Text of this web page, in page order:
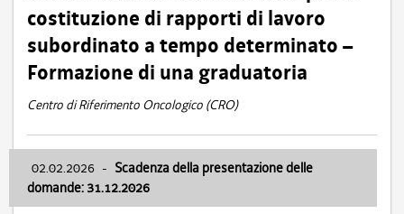
costituzione di rapporti di lavoro
subordinato a tempo determinato –
Formazione di una graduatoria
Centro di Riferimento Oncologico (CRO)
02.02.2026 - Scadenza della presentazione delle
domande: 31.12.2026